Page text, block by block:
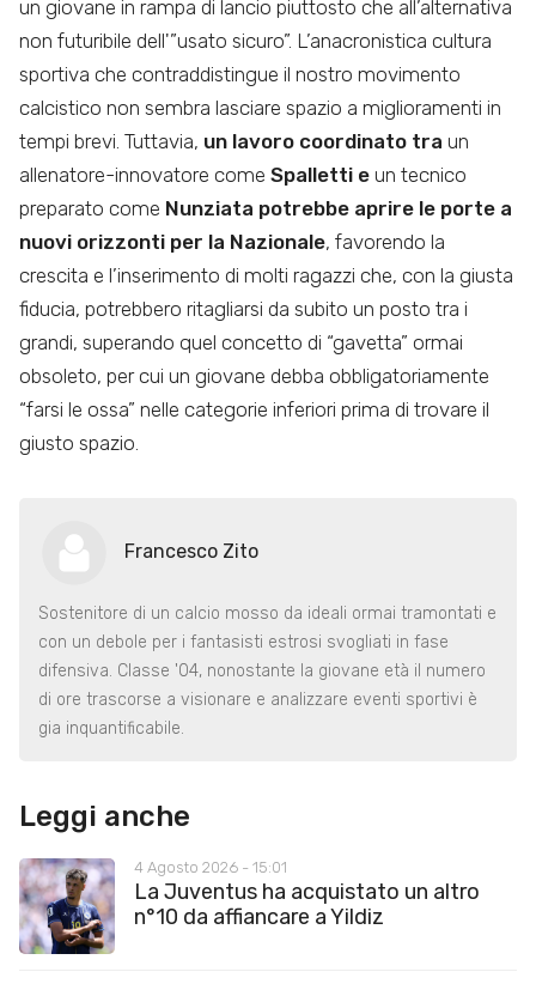
un giovane in rampa di lancio piuttosto che all’alternativa
non futuribile dell'”usato sicuro”. L’anacronistica cultura
sportiva che contraddistingue il nostro movimento
calcistico non sembra lasciare spazio a miglioramenti in
tempi brevi. Tuttavia, un lavoro coordinato tra un
allenatore-innovatore come Spalletti e un tecnico
preparato come Nunziata potrebbe aprire le porte a
nuovi orizzonti per la Nazionale, favorendo la
crescita e l’inserimento di molti ragazzi che, con la giusta
fiducia, potrebbero ritagliarsi da subito un posto tra i
grandi, superando quel concetto di “gavetta” ormai
obsoleto, per cui un giovane debba obbligatoriamente
“farsi le ossa” nelle categorie inferiori prima di trovare il
giusto spazio.
Francesco Zito
Sostenitore di un calcio mosso da ideali ormai tramontati e
con un debole per i fantasisti estrosi svogliati in fase
difensiva. Classe '04, nonostante la giovane età il numero
di ore trascorse a visionare e analizzare eventi sportivi è
gia inquantificabile.
Leggi anche
4 Agosto 2026 - 15:01
La Juventus ha acquistato un altro
n°10 da affiancare a Yildiz